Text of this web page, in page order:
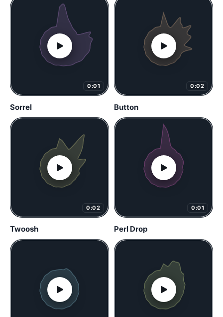
0:01
Sorrel
0:02
Button
0:02
Twoosh
0:01
Perl Drop